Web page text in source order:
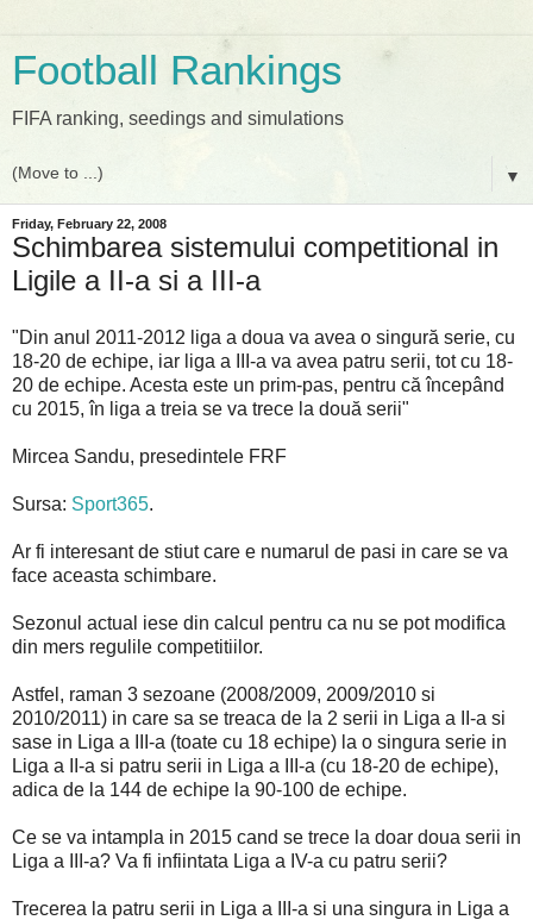
Football Rankings
FIFA ranking, seedings and simulations
▼
Friday, February 22, 2008
Schimbarea sistemului competitional in
Ligile a II-a si a III-a
"Din anul 2011-2012 liga a doua va avea o singură serie, cu
18-20 de echipe, iar liga a III-a va avea patru serii, tot cu 18-
20 de echipe. Acesta este un prim-pas, pentru că începând
cu 2015, în liga a treia se va trece la două serii"
Mircea Sandu, presedintele FRF
Sursa: Sport365.
Ar fi interesant de stiut care e numarul de pasi in care se va
face aceasta schimbare.
Sezonul actual iese din calcul pentru ca nu se pot modifica
din mers regulile competitiilor.
Astfel, raman 3 sezoane (2008/2009, 2009/2010 si
2010/2011) in care sa se treaca de la 2 serii in Liga a II-a si
sase in Liga a III-a (toate cu 18 echipe) la o singura serie in
Liga a II-a si patru serii in Liga a III-a (cu 18-20 de echipe),
adica de la 144 de echipe la 90-100 de echipe.
Ce se va intampla in 2015 cand se trece la doar doua serii in
Liga a III-a? Va fi infiintata Liga a IV-a cu patru serii?
Trecerea la patru serii in Liga a III-a si una singura in Liga a